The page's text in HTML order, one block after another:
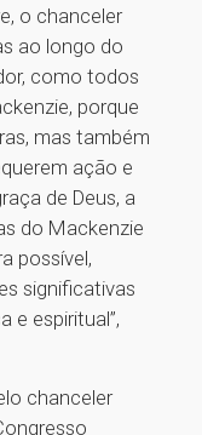
o chanceler
ao longo do
como todos
porque
mas também
ação e
de Deus, a
do Mackenzie
possível,
significativas
e espiritual”,
chanceler